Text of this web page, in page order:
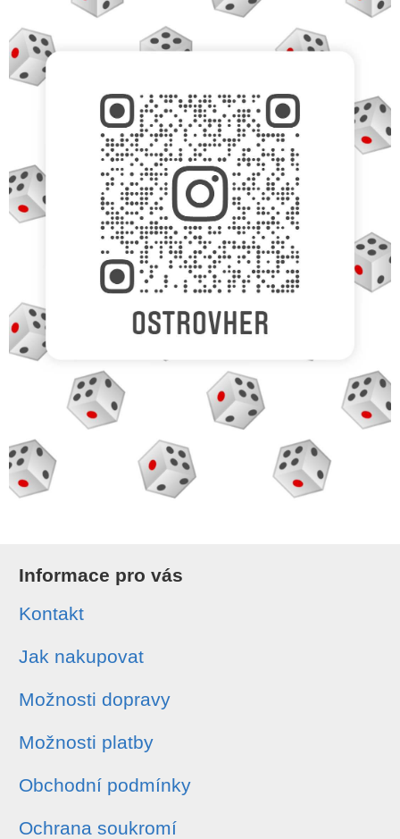
Informace pro vás
Kontakt
Jak nakupovat
Možnosti dopravy
Možnosti platby
Obchodní podmínky
Ochrana soukromí